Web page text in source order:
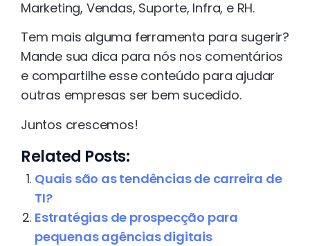
Marketing, Vendas, Suporte, Infra, e RH.
Tem mais alguma ferramenta para sugerir?
Mande sua dica para nós nos comentários
e compartilhe esse conteúdo para ajudar
outras empresas ser bem sucedido.
Juntos crescemos!
Related Posts:
Quais são as tendências de carreira de
TI?
Estratégias de prospecção para
pequenas agências digitais